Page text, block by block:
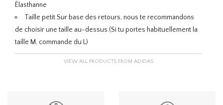
Élasthanne
Taille petit.Sur base des retours, nous te recommandons
de choisir une taille au-dessus.(Si tu portes habituellement la
taille M, commande du L)
VIEW ALL PRODUCTS FROM ADIDAS